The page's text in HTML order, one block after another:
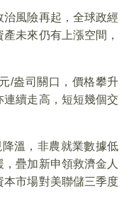
風險再起，全球政經
未來仍有上漲空間，
/盎司關口，價格攀升
續走高，短短幾個交
溫，非農就業數據低
疊加新申領救濟金人
市場對美聯儲三季度